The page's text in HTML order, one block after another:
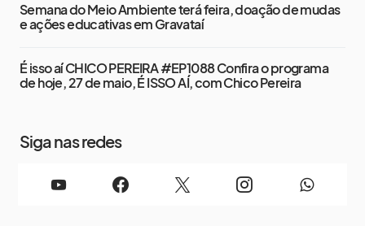
Semana do Meio Ambiente terá feira, doação de mudas
e ações educativas em Gravataí
É isso aí CHICO PEREIRA #EP1088 Confira o programa
de hoje, 27 de maio, É ISSO AÍ, com Chico Pereira
Siga nas redes